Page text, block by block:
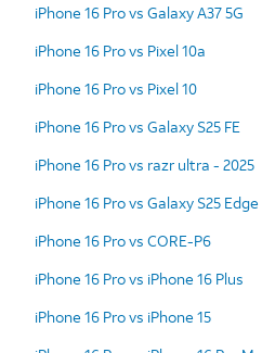
iPhone 16 Pro vs Galaxy A37 5G
iPhone 16 Pro vs Pixel 10a
iPhone 16 Pro vs Pixel 10
iPhone 16 Pro vs Galaxy S25 FE
iPhone 16 Pro vs razr ultra - 2025
iPhone 16 Pro vs Galaxy S25 Edge
iPhone 16 Pro vs CORE-P6
iPhone 16 Pro vs iPhone 16 Plus
iPhone 16 Pro vs iPhone 15